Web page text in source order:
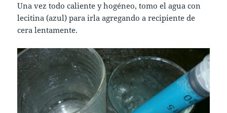
Una vez todo caliente y hogéneo, tomo el agua con
lecitina (azul) para irla agregando a recipiente de
cera lentamente.